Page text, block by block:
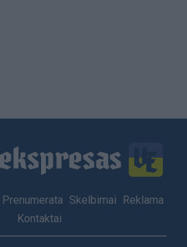
Prenumerata Skelbimai
Reklama
Kontaktai